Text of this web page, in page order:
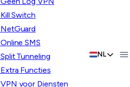
Kill Switch
NetGuard
Online SMS
Split Tunneling
Extra Functies
VPN voor Diensten
NL